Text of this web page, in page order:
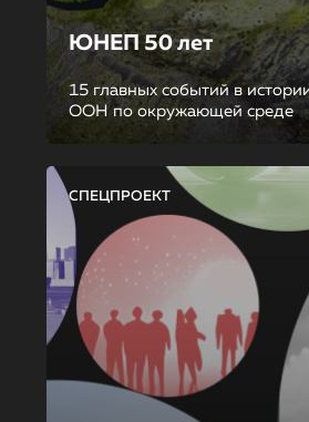
ЮНЕП 50 лет
15 главных событий в
ООН по окружающей среде
СПЕЦПРОЕКТ